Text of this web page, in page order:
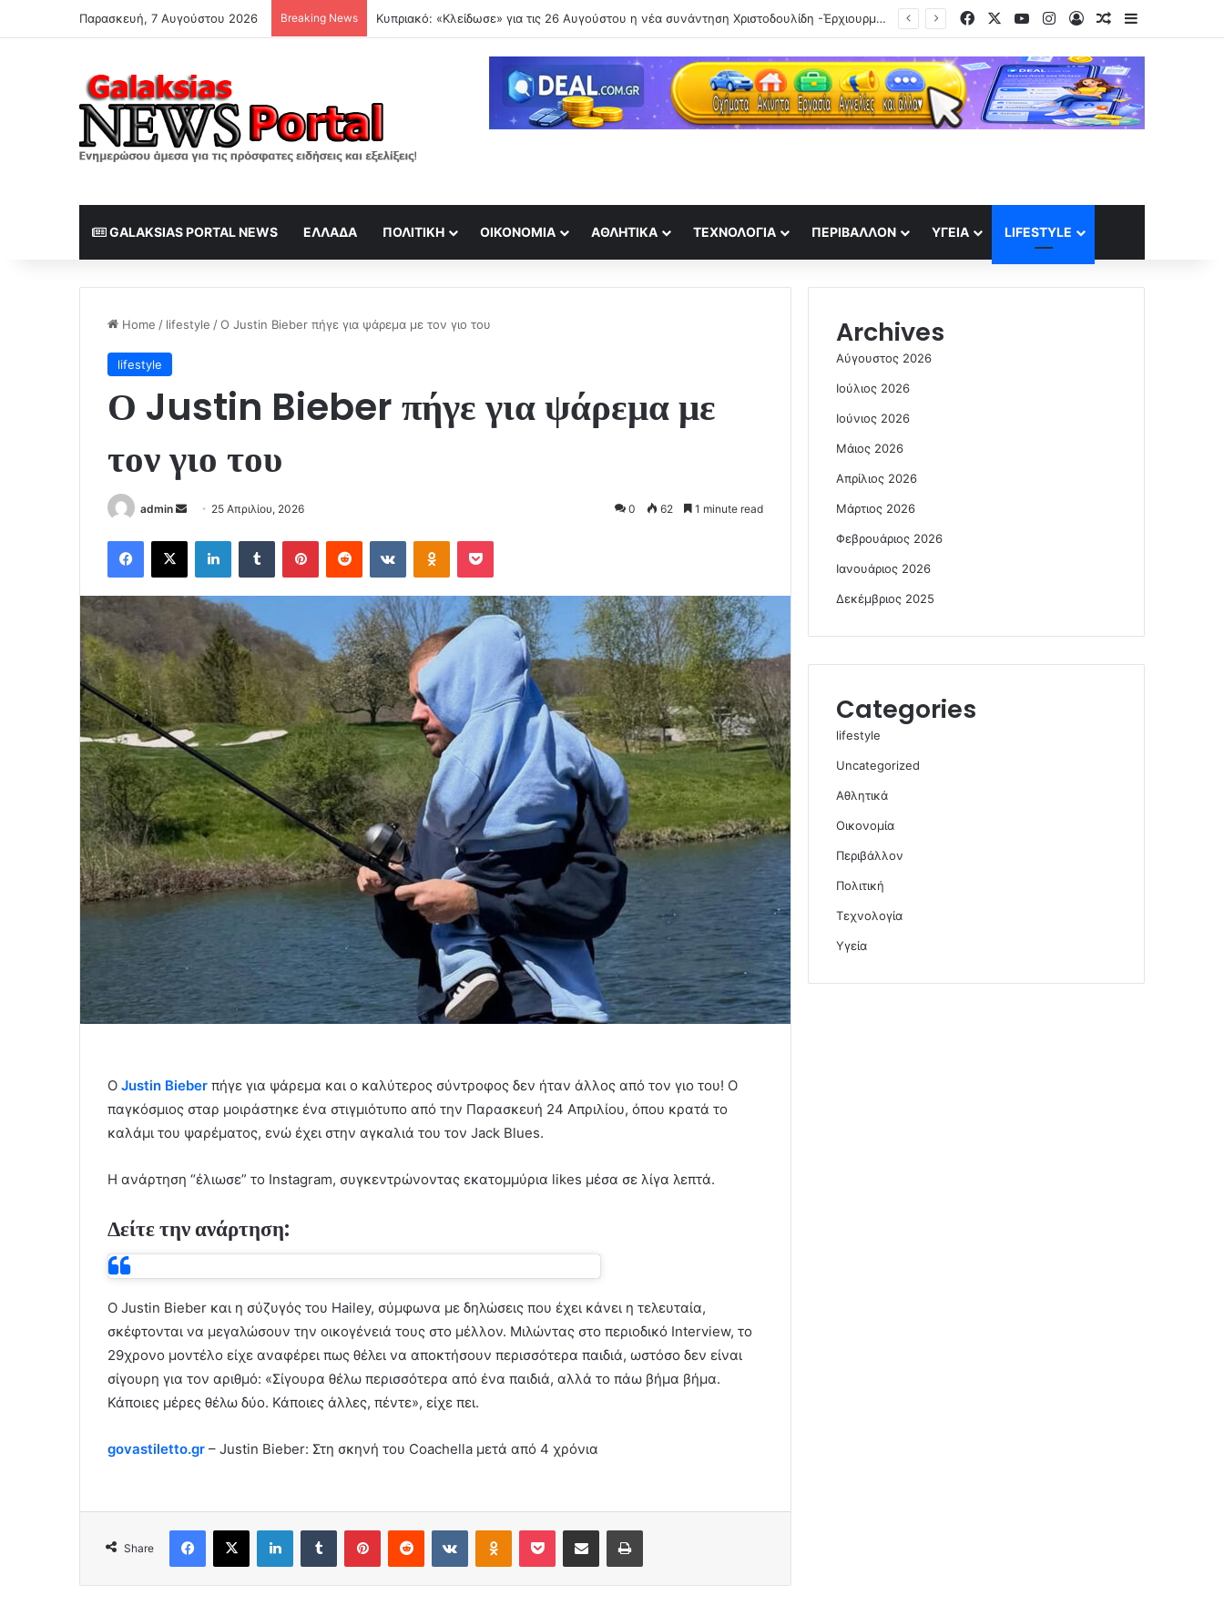
Παρασκευή, 7 Αυγούστου 2026 Breaking News «Τρέχουν» οι θερινές εκπτώσεις: Οδηγός για ασφαλείς αγορές – Ποιες οι «παγίδες» FacebookYouTubeInstagram
Log InRandom Article
Sidebar
GALAKSIAS PORTAL NEWS ΕΛΛΆΔΑ ΠΟΛΙΤΙΚΉ ΟΙΚΟΝΟΜΊΑ ΑΘΛΗΤΙΚΆ ΤΕΧΝΟΛΟΓΊΑ ΠΕΡΙΒΆΛΛΟΝ ΥΓΕΊΑ LIFESTYLE
Home / lifestyle /Ο Justin Bieber πήγε για ψάρεμα με τον γιο του
lifestyle
Ο Justin Bieber πήγε για ψάρεμα με
τον γιο του
admin
Send
email
25 Απριλίου, 2026 0 62 1 minute read
Facebook
X LinkedInTumblr PinterestReddit VKontakteOdnoklassniki
Pocket
Ο Justin Bieber πήγε για ψάρεμα και ο καλύτερος σύντροφος δεν ήταν άλλος από τον γιο του! Ο
παγκόσμιος σταρ μοιράστηκε ένα στιγμιότυπο από την Παρασκευή 24 Απριλίου, όπου κρατά το
καλάμι του ψαρέματος, ενώ έχει στην αγκαλιά του τον Jack Blues.
Η ανάρτηση “έλιωσε” το Instagram, συγκεντρώνοντας εκατομμύρια likes μέσα σε λίγα λεπτά.
Δείτε την ανάρτηση:
Ο Justin Bieber και η σύζυγός του Hailey, σύμφωνα με δηλώσεις που έχει κάνει η τελευταία,
σκέφτονται να μεγαλώσουν την οικογένειά τους στο μέλλον. Μιλώντας στο περιοδικό Interview, το
29χρονο μοντέλο είχε αναφέρει πως θέλει να αποκτήσουν περισσότερα παιδιά, ωστόσο δεν είναι
σίγουρη για τον αριθμό: «Σίγουρα θέλω περισσότερα από ένα παιδιά, αλλά το πάω βήμα βήμα.
Κάποιες μέρες θέλω δύο. Κάποιες άλλες, πέντε», είχε πει.
govastiletto.gr – Justin Bieber: Στη σκηνή του Coachella μετά από 4 χρόνια
Share
Facebook
X LinkedInTumblr PinterestReddit VKontakteOdnoklassniki
Pocket Share via Email Print
Archives
Αύγουστος 2026
Ιούλιος 2026
Ιούνιος 2026
Μάιος 2026
Απρίλιος 2026
Μάρτιος 2026
Φεβρουάριος 2026
Ιανουάριος 2026
Δεκέμβριος 2025
Categories
lifestyle
Uncategorized
Αθλητικά
Οικονομία
Περιβάλλον
Πολιτική
Τεχνολογία
Υγεία